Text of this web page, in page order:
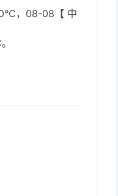
，08-08【 中